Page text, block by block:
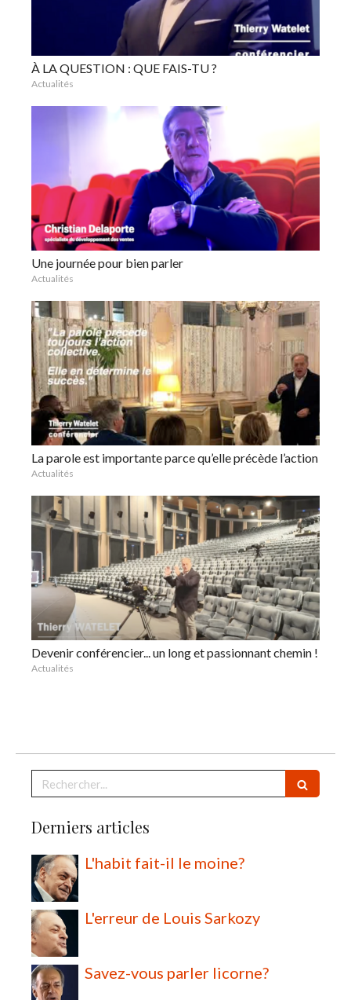
À LA QUESTION : QUE FAIS-TU ?
Actualités
Une journée pour bien parler
Actualités
La parole est importante parce qu’elle précède l’action
Actualités
Devenir conférencier... un long et passionnant chemin !
Actualités
Rechercher
Derniers articles
L'habit fait-il le moine?
L'erreur de Louis Sarkozy
Savez-vous parler licorne?